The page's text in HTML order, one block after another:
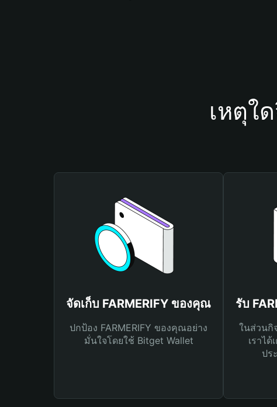
เหตุใ
จัดเก็บ FARMERIFY ของคุณ
ปกป้อง FARMERIFY ของคุณอย่าง
มั่นใจโดยใช้ Bitget Wallet
รับ
ในส่วนกิ
เราไ
ปร